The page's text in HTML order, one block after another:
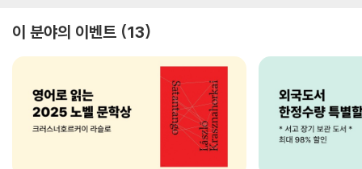
이 분야의 이벤트 13